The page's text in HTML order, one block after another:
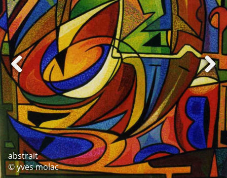
abstrait
© yves molac